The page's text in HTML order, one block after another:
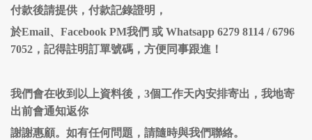
付款後請提供，付款記錄證明，
於Email、Facebook PM我們 或 Whatsapp 6279 8114 / 6796
7052，記得註明訂單號碼，方便同事跟進！
我們會在收到以上資料後， 3個工作天內安排寄出，我地寄
出前會通知返你
謝謝惠顧。如有任何問題，請隨時與我們聯絡。